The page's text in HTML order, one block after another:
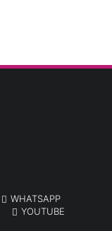
WHATSAPP
YOUTUBE